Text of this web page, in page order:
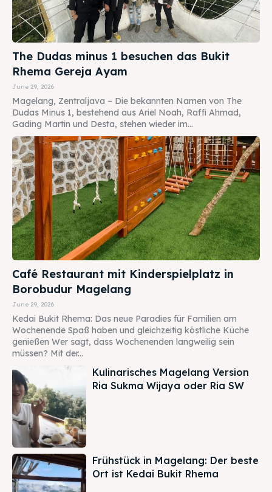
The Dudas minus 1 besuchen das Bukit
Rhema Gereja Ayam
June 29, 2026
Magelang, Zentraljava – Die bekannten Namen von The
Dudas Minus 1, bestehend aus Ariel Noah, Raffi Ahmad,
Gading Martin und Desta, stehen wieder im...
Café Restaurant mit Kinderspielplatz in
Borobudur Magelang
June 29, 2026
Kedai Bukit Rhema: Das neue Paradies für Familien am
Wochenende Spaß haben und gleichzeitig köstliche Küche
genießen Wer sagt, dass Wochenenden langweilig sein
müssen? Mit der...
Kulinarisches Magelang Version
Ria Sukma Wijaya oder Ria SW
Frühstück in Magelang: Der beste
Ort ist Kedai Bukit Rhema